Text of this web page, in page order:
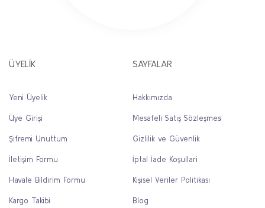
ÜYELİK
Yeni Üyelik
Üye Girişi
Şifremi Unuttum
İletişim Formu
Havale Bildirim Formu
Kargo Takibi
SAYFALAR
Hakkımızda
Mesafeli Satış Sözleşmesi
Gizlilik ve Güvenlik
İptal İade Koşullari
Kişisel Veriler Politikası
Blog